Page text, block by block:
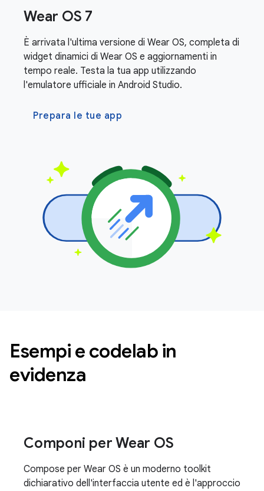
Wear OS 7
È arrivata l'ultima versione di Wear OS, completa di
widget dinamici di Wear OS e aggiornamenti in
tempo reale. Testa la tua app utilizzando
l'emulatore ufficiale in Android Studio.
Prepara le tue app
Esempi e codelab in
evidenza
Componi per Wear OS
Compose per Wear OS è un moderno toolkit
dichiarativo dell'interfaccia utente ed è l'approccio